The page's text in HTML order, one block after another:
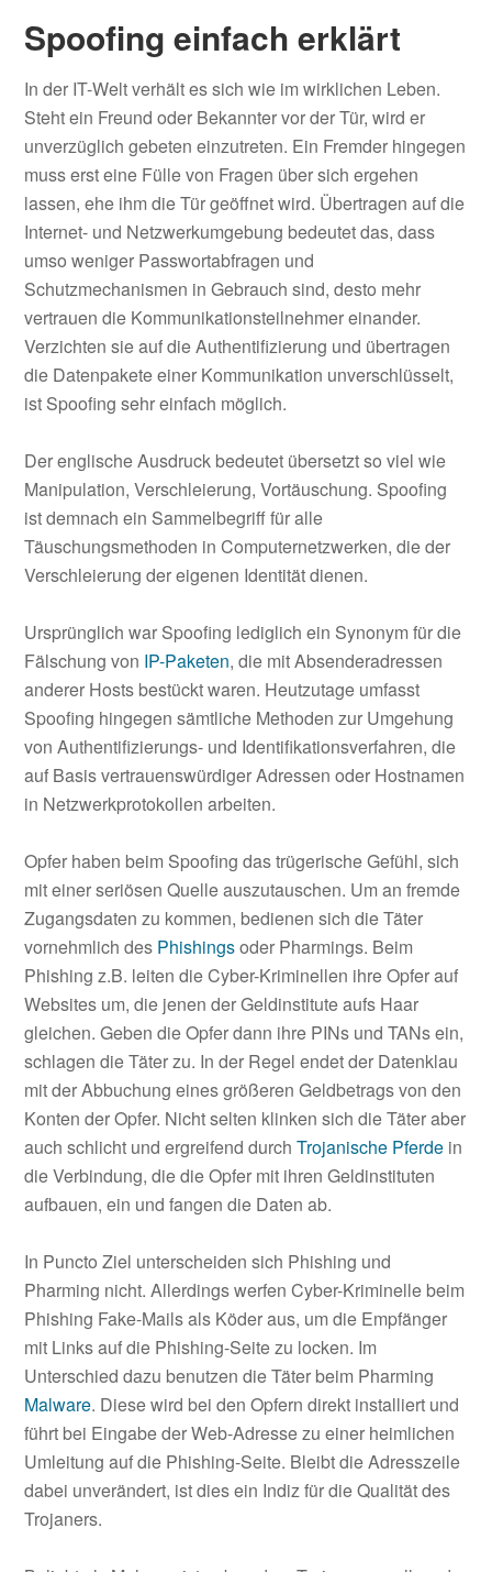
Spoofing einfach erklärt
In der IT-Welt verhält es sich wie im wirklichen Leben.
Steht ein Freund oder Bekannter vor der Tür, wird er
unverzüglich gebeten einzutreten. Ein Fremder hingegen
muss erst eine Fülle von Fragen über sich ergehen
lassen, ehe ihm die Tür geöffnet wird. Übertragen auf die
Internet- und Netzwerkumgebung bedeutet das, dass
umso weniger Passwortabfragen und
Schutzmechanismen in Gebrauch sind, desto mehr
vertrauen die Kommunikationsteilnehmer einander.
Verzichten sie auf die Authentifizierung und übertragen
die Datenpakete einer Kommunikation unverschlüsselt,
ist Spoofing sehr einfach möglich.
Der englische Ausdruck bedeutet übersetzt so viel wie
Manipulation, Verschleierung, Vortäuschung. Spoofing
ist demnach ein Sammelbegriff für alle
Täuschungsmethoden in Computernetzwerken, die der
Verschleierung der eigenen Identität dienen.
Ursprünglich war Spoofing lediglich ein Synonym für die
Fälschung von IP-Paketen, die mit Absenderadressen
anderer Hosts bestückt waren. Heutzutage umfasst
Spoofing hingegen sämtliche Methoden zur Umgehung
von Authentifizierungs- und Identifikationsverfahren, die
auf Basis vertrauenswürdiger Adressen oder Hostnamen
in Netzwerkprotokollen arbeiten.
Opfer haben beim Spoofing das trügerische Gefühl, sich
mit einer seriösen Quelle auszutauschen. Um an fremde
Zugangsdaten zu kommen, bedienen sich die Täter
vornehmlich des Phishingsoder Pharmings. Beim
Phishing z.B. leiten die Cyber-Kriminellen ihre Opfer auf
Websites um, die jenen der Geldinstitute aufs Haar
gleichen. Geben die Opfer dann ihre PINs und TANs ein,
schlagen die Täter zu. In der Regel endet der Datenklau
mit der Abbuchung eines größeren Geldbetrags von den
Konten der Opfer. Nicht selten klinken sich die Täter aber
auch schlicht und ergreifend durchTrojanische Pferde in
die Verbindung, die die Opfer mit ihren Geldinstituten
aufbauen, ein und fangen die Daten ab.
In Puncto Ziel unterscheiden sich Phishing und
Pharming nicht. Allerdings werfen Cyber-Kriminelle beim
Phishing Fake-Mails als Köder aus, um die Empfänger
mit Links auf die Phishing-Seite zu locken. Im
Unterschied dazu benutzen die Täter beim Pharming
Malware. Diese wird bei den Opfern direkt installiert und
führt bei Eingabe der Web-Adresse zu einer heimlichen
Umleitung auf die Phishing-Seite. Bleibt die Adresszeile
dabei unverändert, ist dies ein Indiz für die Qualität des
Trojaners.